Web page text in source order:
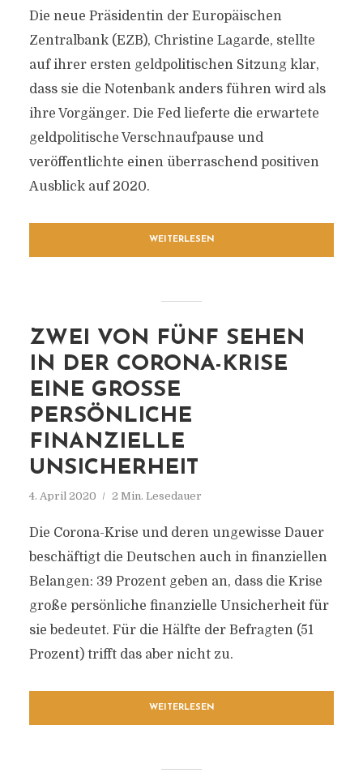
Die neue Präsidentin der Europäischen
Zentralbank (EZB), Christine Lagarde, stellte
auf ihrer ersten geldpolitischen Sitzung klar,
dass sie die Notenbank anders führen wird als
ihre Vorgänger. Die Fed lieferte die erwartete
geldpolitische Verschnaufpause und
veröffentlichte einen überraschend positiven
Ausblick auf 2020.
WEITERLESEN
ZWEI VON FÜNF SEHEN
IN DER CORONA-KRISE
EINE GROSSE P
ERSÖNLICHE F
INANZIELLE U
NSICHERHEIT
4. April 2020 2 Min. Lesedauer
Die Corona-Krise und deren ungewisse Dauer
beschäftigt die Deutschen auch in finanziellen
Belangen: 39 Prozent geben an, dass die Krise
große persönliche finanzielle Unsicherheit für
sie bedeutet. Für die Hälfte der Befragten (51
Prozent) trifft das aber nicht zu.
WEITERLESEN